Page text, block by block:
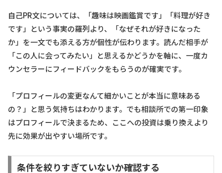
自己PR文については、「趣味は映画鑑賞です」「料理が好き
です」という事実の羅列より、「なぜそれが好きになった
か」を一文でも添える方が個性が伝わります。読んだ相手が
「この人に会ってみたい」と思えるかどうかを軸に、一度カ
ウンセラーにフィードバックをもらうのが確実です。
「プロフィールの変更なんて細かいことが本当に意味ある
の？」と思う気持ちはわかります。でも相談所での第一印象
はプロフィールで決まるため、ここへの投資は乗り換えより
先に効果が出やすい場所です。
条件を絞りすぎていないか確認する